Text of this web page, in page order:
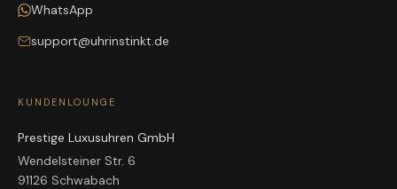
WhatsApp
support@uhrinstinkt.de
KUNDENLOUNGE
Prestige Luxusuhren GmbH
Wendelsteiner Str. 6
91126 Schwabach